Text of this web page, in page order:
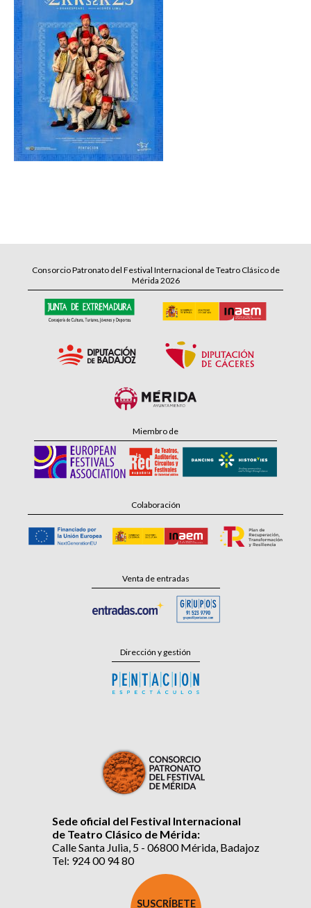
Consorcio Patronato del Festival Internacional de Teatro Clásico de
Mérida 2026
Miembro de
Colaboración
Venta de entradas
Dirección y gestión
Sede oficial del Festival Internacional
de Teatro Clásico de Mérida:
Calle Santa Julia, 5 - 06800 Mérida, Badajoz
Tel: 924 00 94 80
SUSCRÍBETE